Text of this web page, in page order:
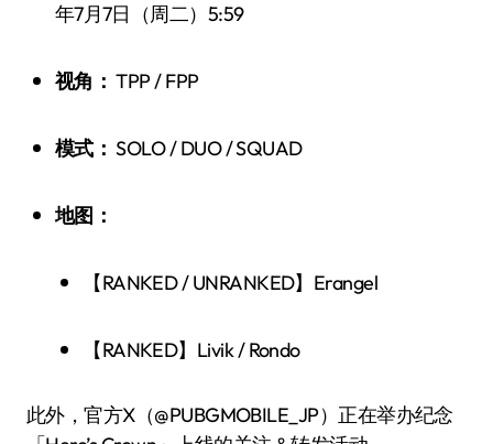
年7月7日（周二）5:59
视角： TPP / FPP
模式： SOLO / DUO / SQUAD
地图：
【RANKED / UNRANKED】Erangel
【RANKED】Livik / Rondo
此外，官方X（@PUBGMOBILE_JP）正在举办纪念